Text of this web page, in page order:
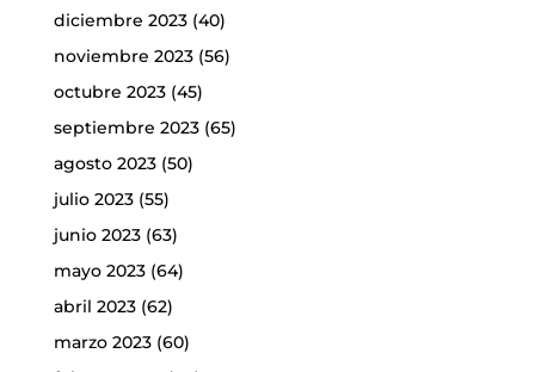
diciembre 2023(40)
noviembre 2023(56)
octubre 2023(45)
septiembre 2023(65)
agosto 2023(50)
julio 2023(55)
junio 2023(63)
mayo 2023(64)
abril 2023(62)
marzo 2023(60)